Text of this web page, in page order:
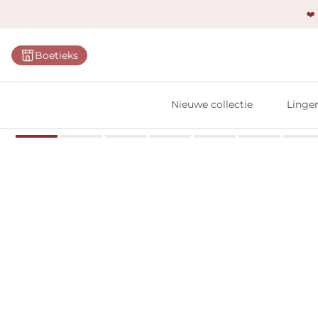
❤️
Boetieks
Nieuwe collectie